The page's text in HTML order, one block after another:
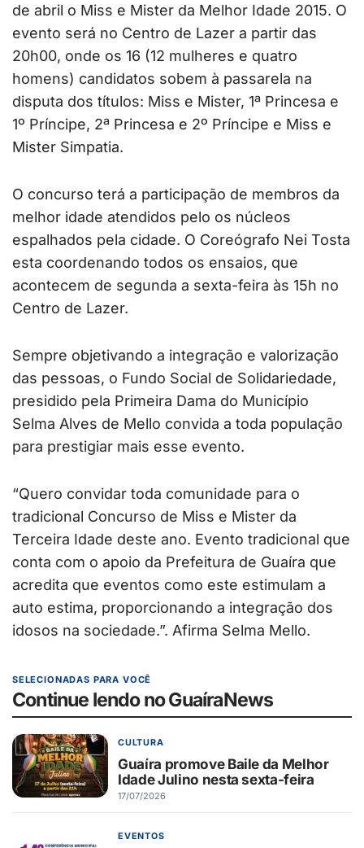
de abril o Miss e Mister da Melhor Idade 2015. O
evento será no Centro de Lazer a partir das
20h00, onde os 16 (12 mulheres e quatro
homens) candidatos sobem à passarela na
disputa dos títulos: Miss e Mister, 1ª Princesa e
1º Príncipe, 2ª Princesa e 2º Príncipe e Miss e
Mister Simpatia.
O concurso terá a participação de membros da
melhor idade atendidos pelo os núcleos
espalhados pela cidade. O Coreógrafo Nei Tosta
esta coordenando todos os ensaios, que
acontecem de segunda a sexta-feira às 15h no
Centro de Lazer.
Sempre objetivando a integração e valorização
das pessoas, o Fundo Social de Solidariedade,
presidido pela Primeira Dama do Município
Selma Alves de Mello convida a toda população
para prestigiar mais esse evento.
“Quero convidar toda comunidade para o
tradicional Concurso de Miss e Mister da
Terceira Idade deste ano. Evento tradicional que
conta com o apoio da Prefeitura de Guaíra que
acredita que eventos como este estimulam a
auto estima, proporcionando a integração dos
idosos na sociedade.”. Afirma Selma Mello.
SELECIONADAS PARA VOCÊ
Continue lendo no GuaíraNews
CULTURA
Guaíra promove Baile da Melhor
Idade Julino nesta sexta-feira
17/07/2026
EVENTOS